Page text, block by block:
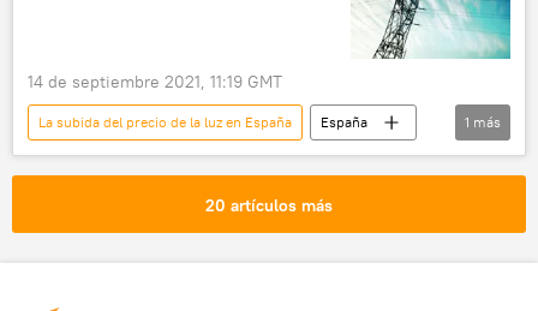
14 de septiembre 2021, 11:19 GMT
La subida del precio de la luz en España
España
electricidad
1 más
20 artículos más